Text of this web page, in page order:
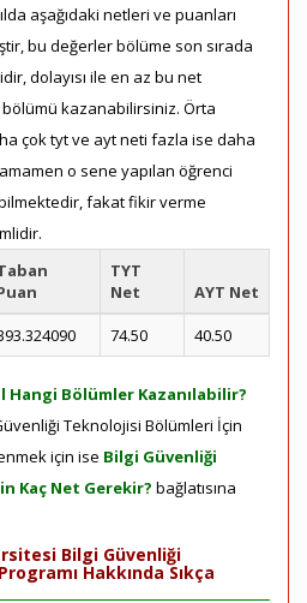
aşağıdaki netleri ve puanları
bu değerler bölüme son sırada
dolayısı ile en az bu net
kazanabilirsiniz. Örta
çok tyt ve ayt neti fazla ise daha
o sene yapılan öğrenci
fakat fikir verme
TYT
Net
AYT Net
74.50 40.50
Hangi Bölümler Kazanılabilir?
Teknolojisi Bölümleri İçin
için ise Bilgi Güvenliği
Kaç Net Gerekir? bağlatısına
Bilgi Güvenliği
Hakkında Sıkça